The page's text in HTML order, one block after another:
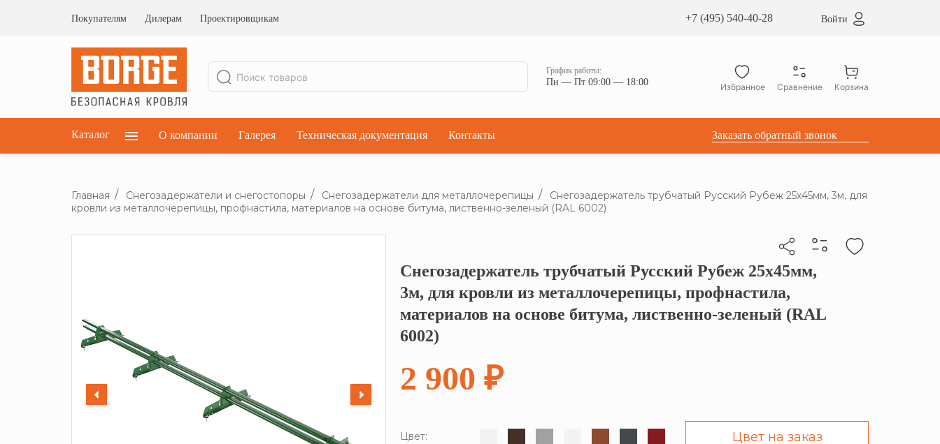
Покупателям Дилерам Проектировщикам +7 (495) 540-40-28 Войти
График работы:
Пн — Пт 09:00 — 18:00 Избранное Сравнение Корзина
Каталог
Ограждения парапетные
Чердачные лестницы ATICCO
О компании Галерея Техническая документация Контакты Заказать обратный звонок
Главная Снегозадержатели и снегостопоры Снегозадержатели для металлочерепицы
Снегозадержатель трубчатый Русский Рубеж 25х45мм, 3м, для
кровли из металлочерепицы, профнастила, материалов на основе битума, лиственно-зеленый (RAL 6002)
Кликните, чтобы скопировать прямую ссылку
Снегозадержатель трубчатый Русский Рубеж 25х45мм,
3м, для кровли из металлочерепицы, профнастила,
материалов на основе битума, лиственно-зеленый (RAL
6002)
2 900 ₽
Цвет: Цвет на заказ